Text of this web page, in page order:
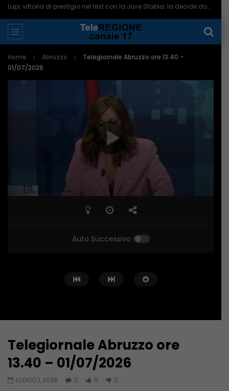
Lupi, vittoria di prestigio nel test con la Juve Stabia: la decide doppio Bifulco – 10/08/2026
Home Abruzzo
Telegiornale Abruzzo ore 13.40 –
01/07/2026
Auto Successivo
15:35
Telegiornale Abruzzo ore 13.40 –
09/08/2026
Telegiornale Abruzzo ore
13.40 – 01/07/2026
LUGLIO 1, 2026 0 0 0